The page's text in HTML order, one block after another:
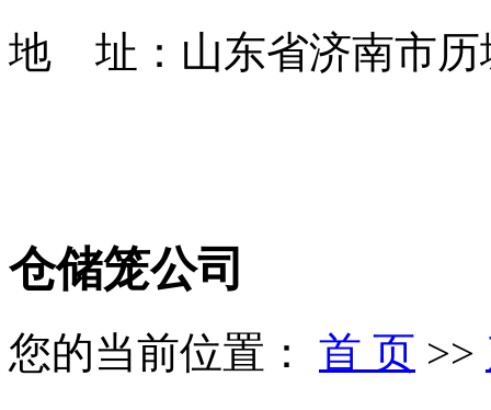
地 址：山东省济南市历
仓储笼公司
您的当前位置： 首 页 >>